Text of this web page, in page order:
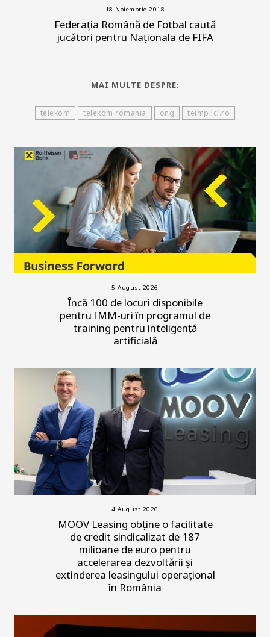
18 Noiembrie 2018
Federația Română de Fotbal caută
jucători pentru Naționala de FIFA
MAI MULTE DESPRE:
telekom telekom romania ong teimplici.ro
5 August 2026
Încă 100 de locuri disponibile
pentru IMM-uri în programul de
training pentru inteligență
artificială
4 August 2026
MOOV Leasing obține o facilitate
de credit sindicalizat de 187
milioane de euro pentru
accelerarea dezvoltării și
extinderea leasingului operațional
în România